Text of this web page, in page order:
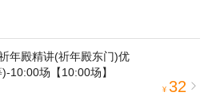
年殿精讲(祈年殿东门)优
10:00场【10:00场】
¥ 32 